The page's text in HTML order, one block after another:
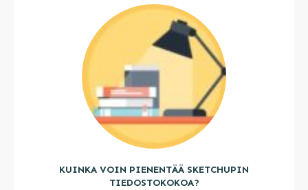
KUINKA VOIN PIENENTÄÄ SKETCHUPIN
TIEDOSTOKOKOA?